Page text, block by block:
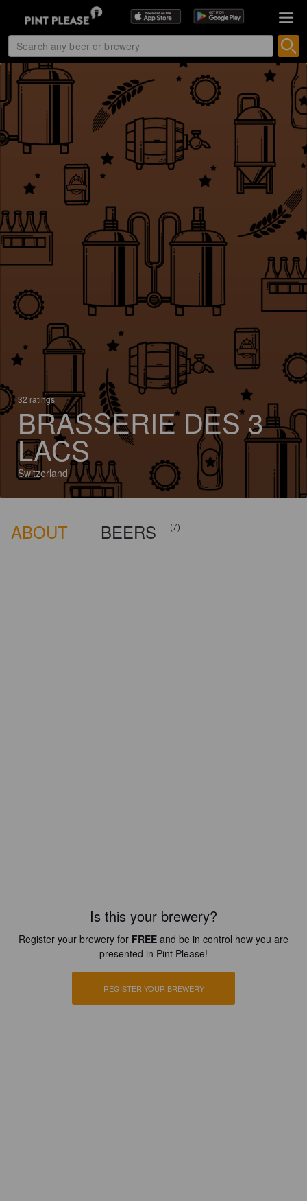
32 ratings
BRASSERIE DES 3
LACS
Switzerland
ABOUT BEERS (7)
Is this your brewery?
Register your brewery for FREE and be in control how you are
presented in Pint Please!
REGISTER YOUR BREWERY